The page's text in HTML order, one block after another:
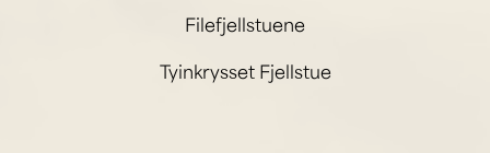
Filefjellstuene
Tyinkrysset Fjellstue